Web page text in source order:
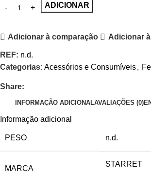
ADICIONAR
Adicionar à comparação Adicionar
REF: n.d.
Categorias: Acessórios e Consumíveis,
Share:
INFORMAÇÃO ADICIONALAVALIAÇÕES (0)
Informação adicional
PESO n.d.
MARCA
STARRET